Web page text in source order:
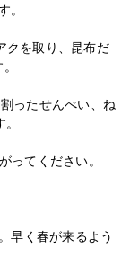
。
クを取り、昆布だ
ったせんべい、ね
ってください。
早く春が来るよう